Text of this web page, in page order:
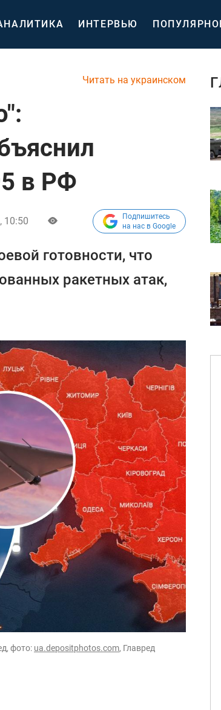
ИНТЕРВЬЮ
Читать на украинском
в РФ
10:50
Подпишитесь
на нас в Google
готовности, что
ракетных атак,
фото: ua.depositphotos.com, Главред